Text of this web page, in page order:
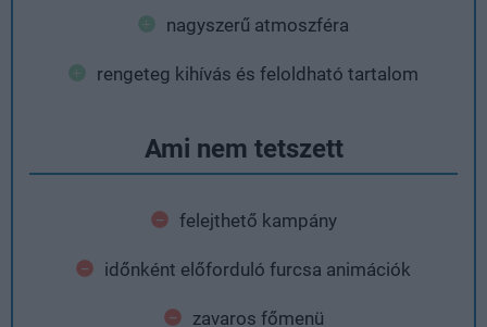
nagyszerű atmoszféra
rengeteg kihívás és feloldható tartalom
Ami nem tetszett
felejthető kampány
időnként előforduló furcsa animációk
zavaros főmenü